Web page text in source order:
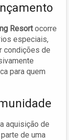
Resortocorre
especiais,
condições de
para quem
aquisição de
de uma